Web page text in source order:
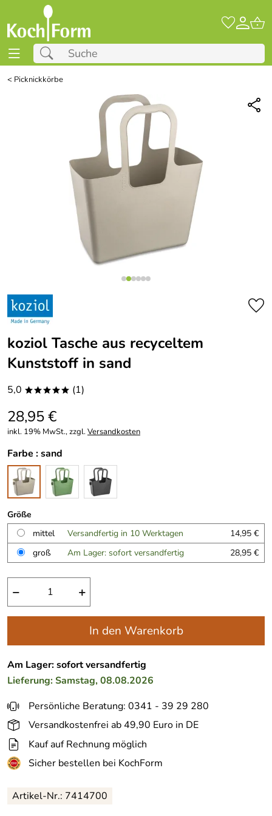
< Picknickkörbe
koziol Tasche aus recyceltem
Kunststoff in sand
5,0 ***** (1)
28,95 €
inkl. 19% MwSt., zzgl.Versandkosten
Farbe :sand
Größe
mittel
Versandfertig in 10 Werktagen
14,95 €
groß
Am Lager: sofort versandfertig 28,95 €
− +
In den Warenkorb
Am Lager: sofort versandfertig
Lieferung: Samstag, 08.08.2026
Persönliche Beratung: 0341 - 39 29 280
Versandkostenfrei ab 49,90 Euro in DE
Kauf auf Rechnung möglich
Sicher bestellen bei KochForm
Artikel-Nr.: 7414700